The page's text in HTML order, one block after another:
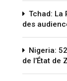
Tchad: La
des
Nigeria:
de l’État de